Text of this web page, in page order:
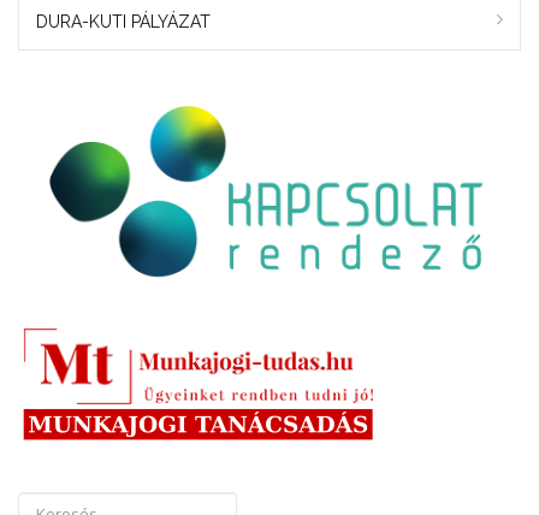
DURA-KUTI PÁLYÁZAT